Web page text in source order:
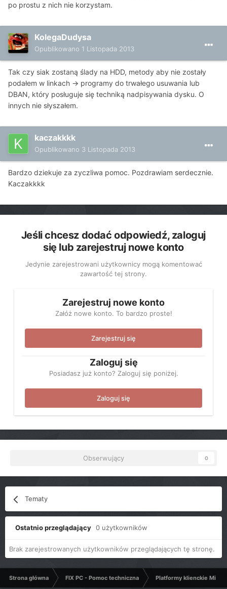
po prostu z nich nie korzystam.
KolegaDudysa
Opublikowano 1 Listopada 2013
Tak czy siak zostaną ślady na HDD, metody aby nie zostały
podałem w linkach -> programy do trwałego usuwania lub
DBAN, który posługuje się techniką nadpisywania dysku. O
innych nie słyszałem.
kaczakkkk
Opublikowano 3 Listopada 2013
Bardzo dziekuje za zyczliwa pomoc. Pozdrawiam serdecznie.
Kaczakkkk
Jeśli chcesz dodać odpowiedź, zaloguj
się lub zarejestruj nowe konto
Jedynie zarejestrowani użytkownicy mogą komentować
zawartość tej strony.
Zarejestruj nowe konto
Załóż nowe konto. To bardzo proste!
Zarejestruj się
Zaloguj się
Posiadasz już konto? Zaloguj się poniżej.
Zaloguj się
Obserwujący 0
Tematy
Ostatnio przeglądający 0 użytkowników
Brak zarejestrowanych użytkowników przeglądających tę stronę.
Strona główna FIX PC - Pomoc techniczna Platformy klienckie